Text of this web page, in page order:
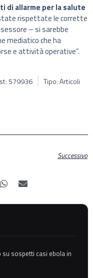
di allarme per la salute
rispettate le corrette
– si sarebbe
mediatico che ha
e attività operative”.
579936 Tipo: Articoli
Successivo
sospetti casi ebola in